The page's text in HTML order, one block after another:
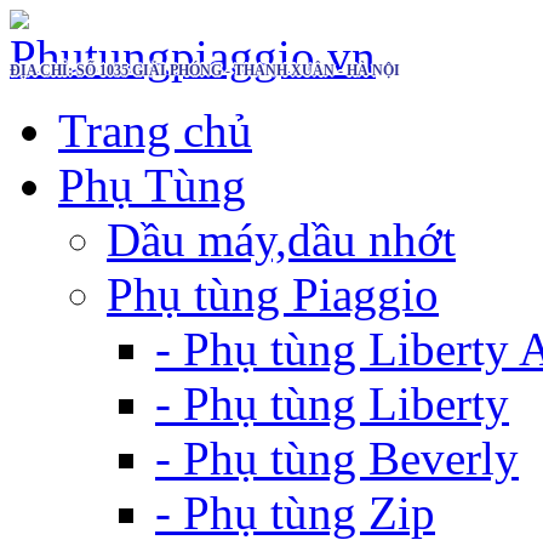
ĐỊA CHỈ: SỐ 1035 GIẢI PHÓNG - THANH XUÂN - HÀ NỘI
Trang chủ
Phụ Tùng
Dầu máy,dầu nhớt
Phụ tùng Piaggio
- Phụ tùng Liberty
- Phụ tùng Liberty
- Phụ tùng Beverly
- Phụ tùng Zip